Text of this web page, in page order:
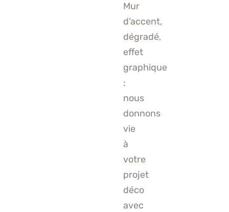
Mur
d’accent,
dégradé,
effet
graphique
:
nous
donnons
vie
à
votre
projet
déco
avec